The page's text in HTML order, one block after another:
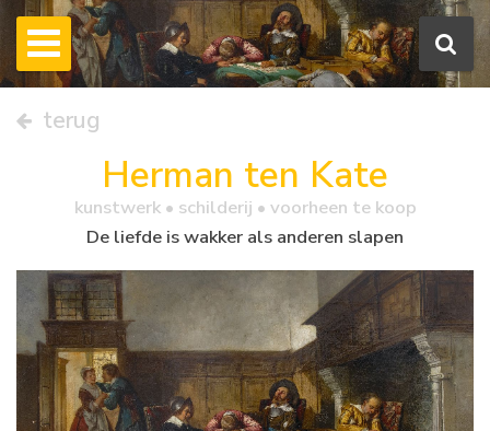
terug
Herman ten Kate
kunstwerk • schilderij • voorheen te koop
De liefde is wakker als anderen slapen